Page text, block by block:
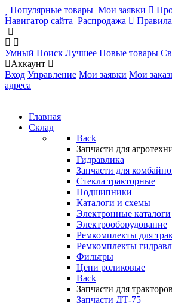
Популярные товары Мои заявки
Навигатор сайта Распродажа
Умный Поиск Лучшее Новые товары
Аккаунт
Вход Управление Мои заявки Мои
адреса
Главная
Склад
Back
Запчасти для
Гидравлика
Запчасти для
Стекла тракторные
Подшипники
Каталоги и схемы
Электронные каталоги
Электрооборудование
Ремкомплекты для
Ремкомплекты
Фильтры
Цепи роликовые
Back
Запчасти для тракторов
Запчасти ДТ-75